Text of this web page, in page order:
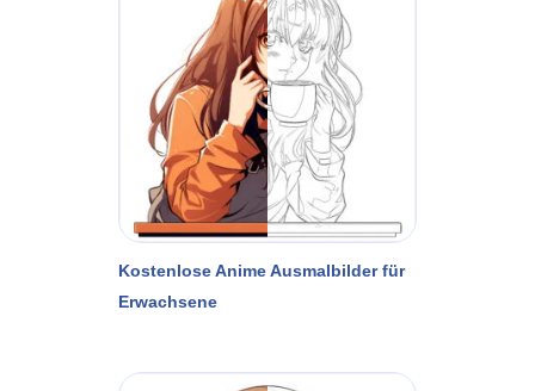
Kostenlose Anime Ausmalbilder für
Erwachsene